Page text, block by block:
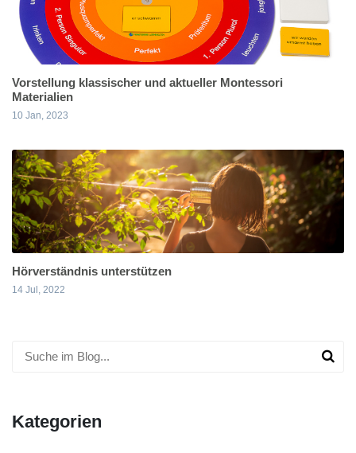
Vorstellung klassischer und aktueller Montessori
Materialien
10 Jan, 2023
Hörverständnis unterstützen
14 Jul, 2022
Kategorien